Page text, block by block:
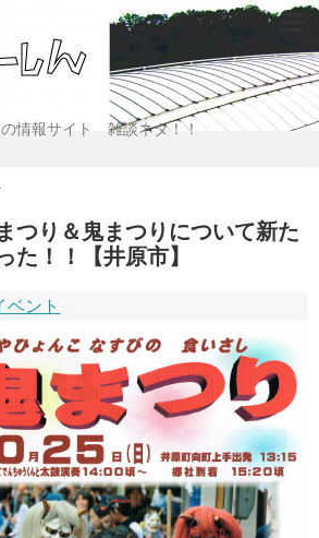
情報サイト 雑談ネタ！！
つり＆鬼まつりについて新た
た！！【井原市】
ベント